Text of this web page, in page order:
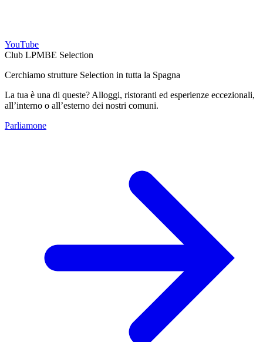
YouTube
Club LPMBE Selection
Cerchiamo strutture Selection in tutta la Spagna
La tua è una di queste? Alloggi, ristoranti ed esperienze eccezionali,
all’interno o all’esterno dei nostri comuni.
Parliamone